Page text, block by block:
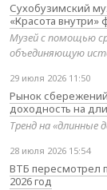
Сухобузимский
«Красота
Музей с помощью
объединяющую
29 июля 2026 11:50
Рынок
доходность на
Тренд на «длинные
28 июля 2026 15:54
ВТБ пересмотрел
2026 год